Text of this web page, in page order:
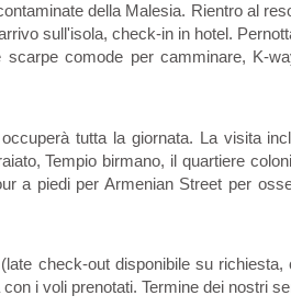
della Malesia. Rientro al
sull'isola, check-in in hotel.
comode per camminare, K-
tutta la giornata. La visita
Tempio birmano, il quartiere
a piedi per Armenian Street per
check-out disponibile su richiesta,
i voli prenotati. Termine dei nostri